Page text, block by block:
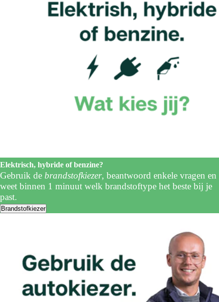
Elektrisch, hybride of benzine?
Gebruik de brandstofkiezer, beantwoord enkele vragen en
weet binnen 1 minuut welk brandstoftype het beste bij je
past.
Brandstofkiezer